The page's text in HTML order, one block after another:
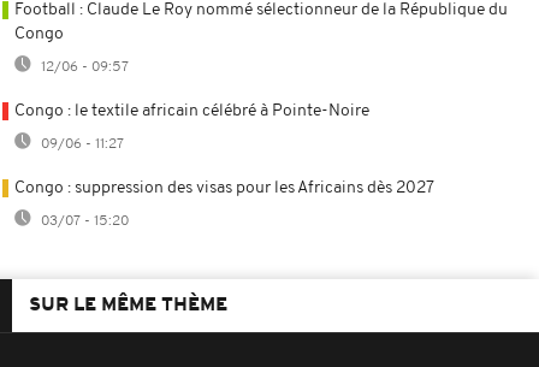
Football : Claude Le Roy nommé sélectionneur de la République du
Congo
12/06 - 09:57
Congo : le textile africain célébré à Pointe-Noire
09/06 - 11:27
Congo : suppression des visas pour les Africains dès 2027
03/07 - 15:20
SUR LE MÊME THÈME